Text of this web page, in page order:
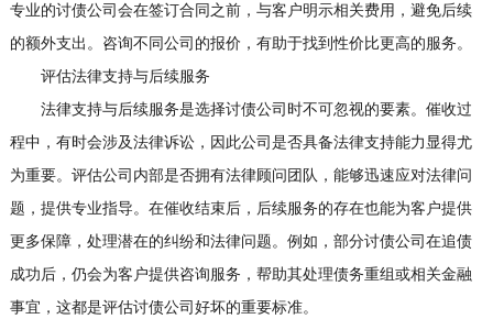
专业的讨债公司会在签订合同之前，与客户明示相关费用，避免后续
的额外支出。咨询不同公司的报价，有助于找到性价比更高的服务。
评估法律支持与后续服务
法律支持与后续服务是选择讨债公司时不可忽视的要素。催收过
程中，有时会涉及法律诉讼，因此公司是否具备法律支持能力显得尤
为重要。评估公司内部是否拥有法律顾问团队，能够迅速应对法律问
题，提供专业指导。在催收结束后，后续服务的存在也能为客户提供
更多保障，处理潜在的纠纷和法律问题。例如，部分讨债公司在追债
成功后，仍会为客户提供咨询服务，帮助其处理债务重组或相关金融
事宜，这都是评估讨债公司好坏的重要标准。